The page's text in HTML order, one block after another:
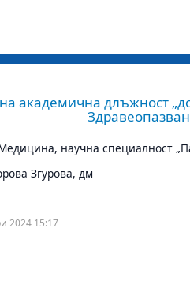
академична длъжност
научна специалност
Згурова, дм
2024 15:17